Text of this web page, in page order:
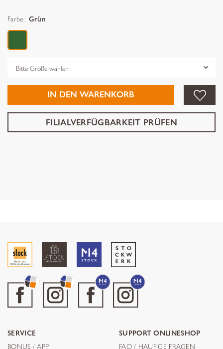
Farbe: Grün
IN DEN WARENKORB
FILIALVERFÜGBARKEIT PRÜFEN
SERVICE
BONUS / APP
SUPPORT ONLINESHOP
FAQ / HÄUFIGE FRAGEN